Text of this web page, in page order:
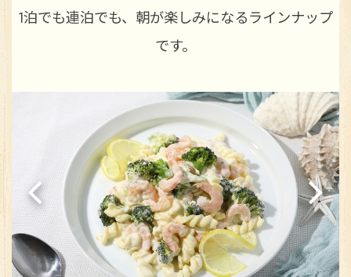
1泊でも連泊でも、朝が楽しみになるラインナップ
です。